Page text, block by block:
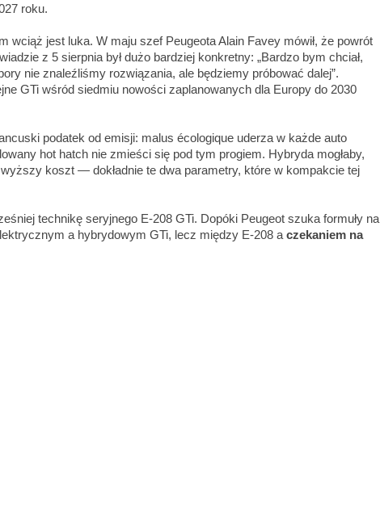
roku.
wciąż jest luka. W maju szef Peugeota Alain Favey mówił, że powrót
z 5 sierpnia był dużo bardziej konkretny: „Bardzo bym chciał,
nie znaleźliśmy rozwiązania, ale będziemy próbować dalej”.
GTi wśród siedmiu nowości zaplanowanych dla Europy do 2030
podatek od emisji: malus écologique uderza w każde auto
hot hatch nie zmieści się pod tym progiem. Hybryda mogłaby,
koszt — dokładnie te dwa parametry, które w kompakcie tej
technikę seryjnego E-208 GTi. Dopóki Peugeot szuka formuły na
a hybrydowym GTi, lecz między E-208 a czekaniem na